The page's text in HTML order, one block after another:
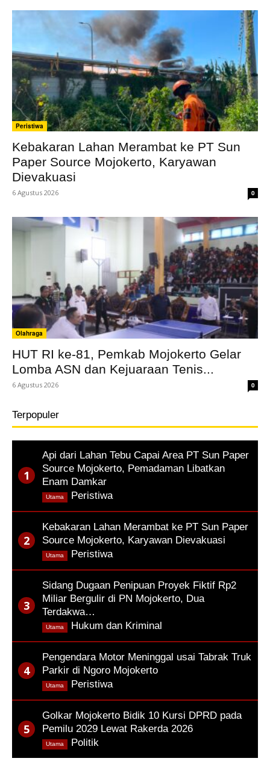
Peristiwa
Kebakaran Lahan Merambat ke PT Sun
Paper Source Mojokerto, Karyawan
Dievakuasi
6 Agustus 2026 0
Olahraga
HUT RI ke-81, Pemkab Mojokerto Gelar
Lomba ASN dan Kejuaraan Tenis...
6 Agustus 2026 0
Terpopuler
Api dari Lahan Tebu Capai Area PT Sun Paper
Source Mojokerto, Pemadaman Libatkan
Enam Damkar
Peristiwa
Utama
Kebakaran Lahan Merambat ke PT Sun Paper
Source Mojokerto, Karyawan Dievakuasi
Peristiwa
Utama
Sidang Dugaan Penipuan Proyek Fiktif Rp2
Miliar Bergulir di PN Mojokerto, Dua
Terdakwa…
Hukum dan Kriminal
Utama
Pengendara Motor Meninggal usai Tabrak Truk
Parkir di Ngoro Mojokerto
Peristiwa
Utama
Golkar Mojokerto Bidik 10 Kursi DPRD pada
Pemilu 2029 Lewat Rakerda 2026
Politik
Utama